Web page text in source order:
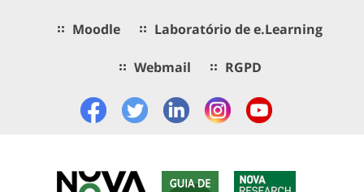
Moodle Laboratório de e.Learning
Webmail RGPD